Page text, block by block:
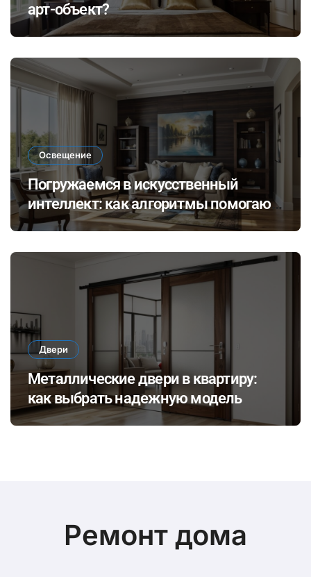
арт-объект?
Освещение
Погружаемся в искусственный
интеллект: как алгоритмы помогают
выбирать идеальное освещение для
Двери
Металлические двери в квартиру:
как выбрать надежную модель
Ремонт дома